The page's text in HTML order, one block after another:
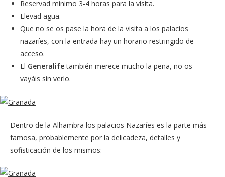
Reservad mínimo 3-4 horas para la visita.
Llevad agua.
Que no se os pase la hora de la visita a los palacios
nazaríes, con la entrada hay un horario restringido de
acceso.
El Generalifetambién merece mucho la pena, no os
vayáis sin verlo.
Dentro de la Alhambra los palacios Nazaríes es la parte más
famosa, probablemente por la delicadeza, detalles y
sofisticación de los mismos: